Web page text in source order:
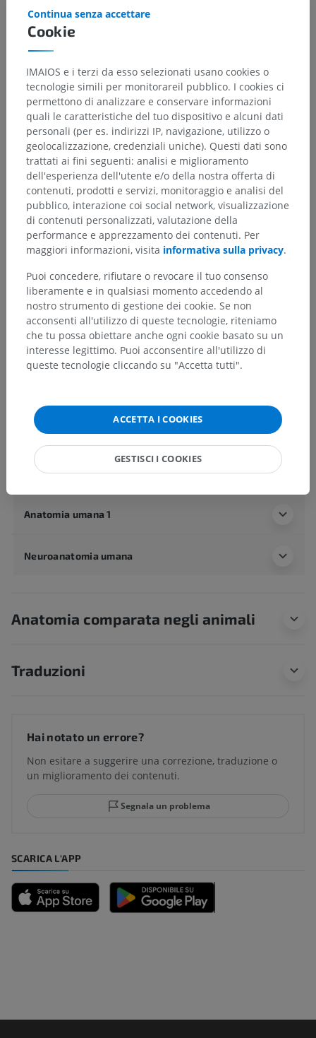
Gerarchia anatomica
Anatomia umana 2
Corpo umano> Apparati muscoloscheletrici
Processo lenticolare dell'incudine
Strutture sottostanti:
Faccia articolare per la staffa
Anatomia umana 1
Neuroanatomia umana
Anatomia comparata negli animali
Traduzioni
Hai notato un errore?
Non esitare a suggerire una correzione, traduzione o
un miglioramento dei contenuti.
Segnala un problema
SCARICA L'APP
Cookie
Continua senza accettare
IMAIOS e i terzi da esso selezionati usano cookies o
tecnologie simili per monitorareil pubblico. I cookies ci
permettono di analizzare e conservare informazioni
quali le caratteristiche del tuo dispositivo e alcuni dati
personali (per es. indirizzi IP, navigazione, utilizzo o
geolocalizzazione, credenziali uniche). Questi dati sono
trattati ai fini seguenti: analisi e miglioramento
dell'esperienza dell'utente e/o della nostra offerta di
contenuti, prodotti e servizi, monitoraggio e analisi del
pubblico, interazione coi social network, visualizzazione
di contenuti personalizzati, valutazione della
performance e apprezzamento dei contenuti. Per
maggiori informazioni, visita informativa sulla privacy.
Puoi concedere, rifiutare o revocare il tuo consenso
liberamente e in qualsiasi momento accedendo al
nostro strumento di gestione dei cookie. Se non
acconsenti all'utilizzo di queste tecnologie, riteniamo
che tu possa obiettare anche ogni cookie basato su un
interesse legittimo. Puoi acconsentire all'utilizzo di
queste tecnologie cliccando su "Accetta tutti".
ACCETTA I COOKIES
GESTISCI I COOKIES